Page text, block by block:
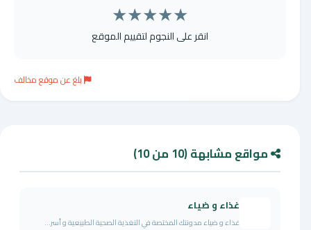
★
★
★
★
★
انقر على النجوم لتقييم الموقع
بلغ عن موقع مخالف
مواقع مشابهة (10 من 10)
غذاء و ضياء
غذاء و ضياء مدونتك المختصة في التغذية الصحية الطبيعية و أسر...